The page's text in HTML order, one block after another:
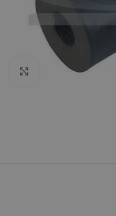
Click to enlarge